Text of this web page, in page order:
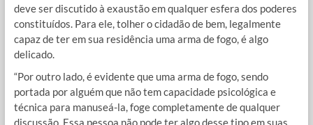
deve ser discutido à exaustão em qualquer esfera dos poderes
constituídos. Para ele, tolher o cidadão de bem, legalmente
capaz de ter em sua residência uma arma de fogo, é algo
delicado.
“Por outro lado, é evidente que uma arma de fogo, sendo
portada por alguém que não tem capacidade psicológica e
técnica para manuseá-la, foge completamente de qualquer
discussão. Essa pessoa não pode ter algo desse tipo em suas